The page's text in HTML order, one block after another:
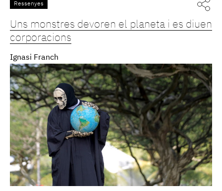
Ressenyes
Uns monstres devoren el planeta i es diuen
corporacions
Ignasi Franch